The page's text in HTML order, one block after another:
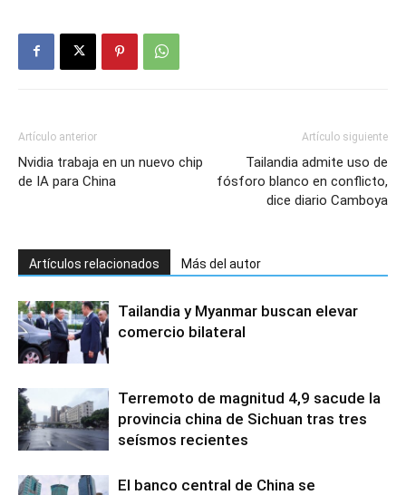
Artículo anterior
Nvidia trabaja en un nuevo chip
de IA para China
Artículo siguiente
Tailandia admite uso de
fósforo blanco en conflicto,
dice diario Camboya
Artículos relacionados Más del autor
Tailandia y Myanmar buscan elevar
comercio bilateral
Terremoto de magnitud 4,9 sacude la
provincia china de Sichuan tras tres
seísmos recientes
El banco central de China se